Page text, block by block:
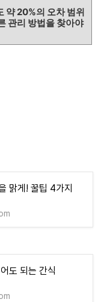
약 20%의 오차 범위
관리 방법을 찾아야
맑게! 꿀팁 4가지
도 되는 간식